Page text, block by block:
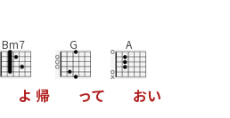
Bm7
よ 帰
G
って
A
おい